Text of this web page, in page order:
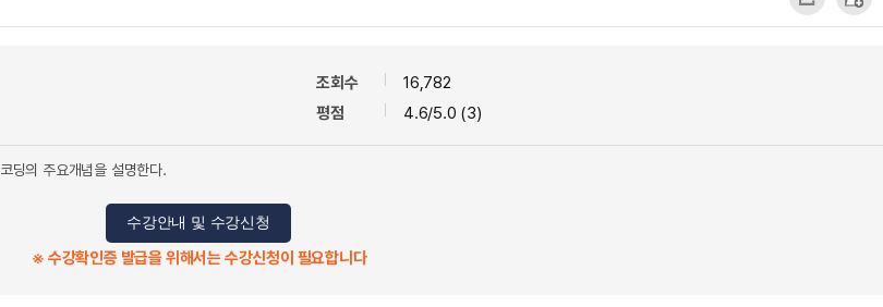
조회수
16,782
평점
4.6/5.0 (3)
딩의 주요개념을 설명한다.
수강안내 및 수강신청
※ 수강확인증 발급을 위해서는 수강신청이 필요합니다